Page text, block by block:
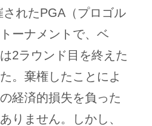
れたPGA（プロゴル
ーナメントで、ベ
2ラウンド目を終えた
。棄権したことによ
経済的損失を負った
りません。しかし、